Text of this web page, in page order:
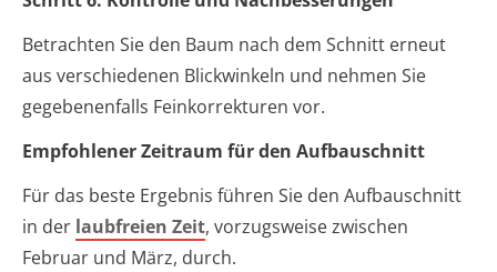
Betrachten Sie den Baum nach dem Schnitt erneut
aus verschiedenen Blickwinkeln und nehmen Sie
gegebenenfalls Feinkorrekturen vor.
Empfohlener Zeitraum für den Aufbauschnitt
Für das beste Ergebnis führen Sie den Aufbauschnitt
in der laubfreien Zeit, vorzugsweise zwischen
Februar und März, durch.